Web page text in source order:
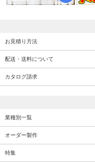
お見積り方法
配送・送料について
カタログ請求
業種別一覧
オーダー製作
特集